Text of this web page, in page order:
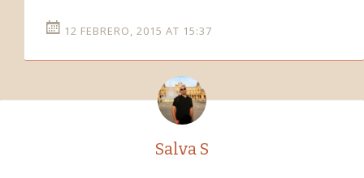
12 FEBRERO, 2015 AT 15:37
Salva S